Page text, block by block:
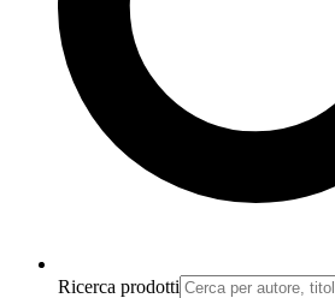
Ricerca prodotti